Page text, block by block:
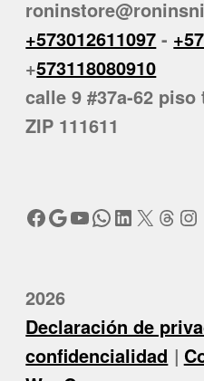
+573012611097 -
+573118080910
calle 9 #37a-62 piso
ZIP 111611
Facebook
Google
YouTube
WhatsApp
LinkedIn
X
2026
Declaración de
confidencialidad